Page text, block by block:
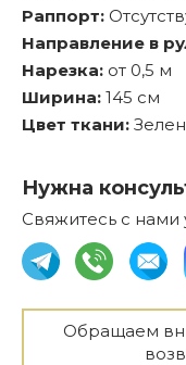
Раппорт:
Направление в
Нарезка: от 0,5 м
Ширина: 145 см
Цвет ткани:
Нужна
Свяжитесь с
Обращаем